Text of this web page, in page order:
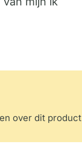
over dit